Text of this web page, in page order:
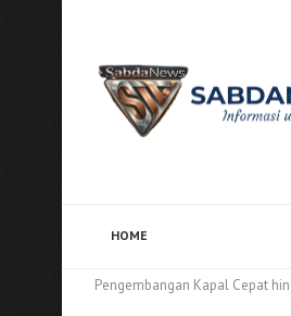
HOME
Pengembangan Kapal Cepat